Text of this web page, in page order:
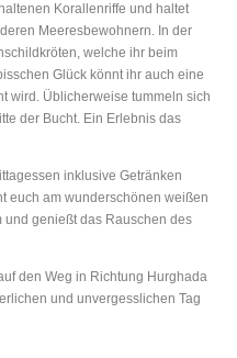
Korallenriffe und haltet
Meeresbewohnern. In der
welche ihr beim
Glück könnt ihr auch eine
wird. Üblicherweise tummeln sich
der Bucht. Ein Erlebnis das
inklusive Getränken
euch am wunderschönen weißen
genießt das Rauschen des
den Weg in Richtung Hurghada
und unvergesslichen Tag